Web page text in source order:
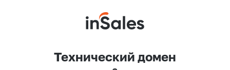
Технический домен